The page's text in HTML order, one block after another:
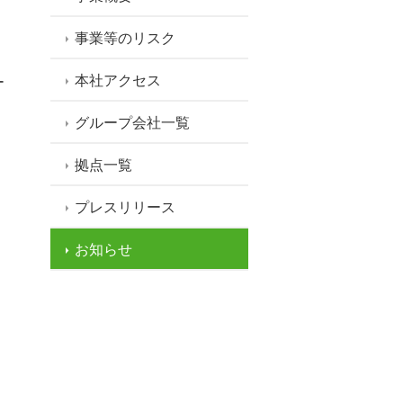
事業等のリスク
本社アクセス
グループ会社一覧
拠点一覧
プレスリリース
お知らせ